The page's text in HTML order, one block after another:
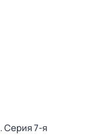
. Серия 7-я